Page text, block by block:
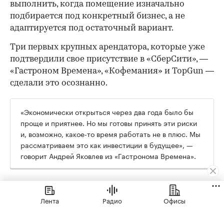
выполнить, когда помещение изначально
подбирается под конкретный бизнес, а не
адаптируется под остаточный вариант.
Три первых крупных арендатора, которые уже
подтвердили свое присутствие в «СберСити», —
«Гастроном Времена», «Кофемания» и TopGun —
сделали это осознанно.
«Экономически открыться через два года было бы
проще и приятнее. Но мы готовы принять эти риски
и, возможно, какое-то время работать не в плюс. Мы
рассматриваем это как инвестиции в будущее», —
говорит Андрей Яковлев из «Гастронома Времена».
Их формат в «СберСити» кардинально
отличается от флагманского: там 2000 кв. м и
Лента Радио Офисы